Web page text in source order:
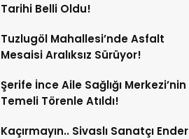
Tarihi Belli Oldu!
Tuzlugöl Mahallesi’nde Asfalt
Mesaisi Aralıksız Sürüyor!
Şerife İnce Aile Sağlığı Merkezi’nin
Temeli Törenle Atıldı!
Kaçırmayın.. Sivaslı Sanatçı Ender